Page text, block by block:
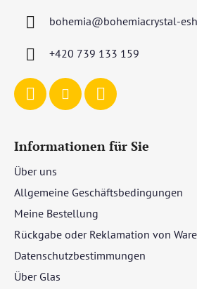
bohemia@bohemiacrystal-
+420 739 133 159
Informationen für Sie
Über uns
Allgemeine Geschäftsbedingungen
Meine Bestellung
Rückgabe oder Reklamation von
Datenschutzbestimmungen
Über Glas